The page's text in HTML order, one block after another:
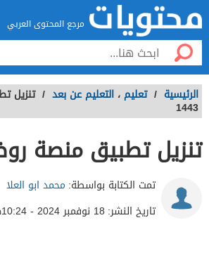
مرجع المحتوى العربي
الرئيسية / تعليم ، التعليم عن بعد / تنزيل
1443
تنزيل تطبيق منصة
تمت الكتابة بواسطة: محمد ابو العلا
تاريخ النشر: 18 نوفمبر 2024 - 10:24ص